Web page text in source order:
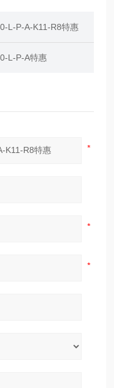
L-P-A-K11-R8特惠
L-P-A特惠